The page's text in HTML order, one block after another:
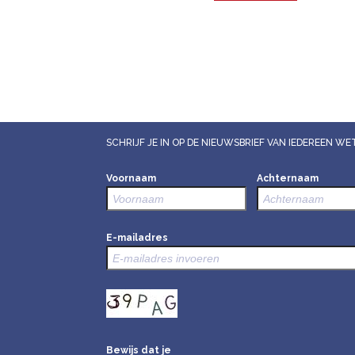
SCHRIJF JE IN OP DE NIEUWSBRIEF VAN IEDEREEN
Voornaam Achternaam
E-mailadres
Bewijs dat je